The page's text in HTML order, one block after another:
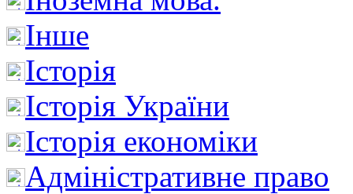
Інше
Історія
Історія України
Історія економіки
Адміністративне право